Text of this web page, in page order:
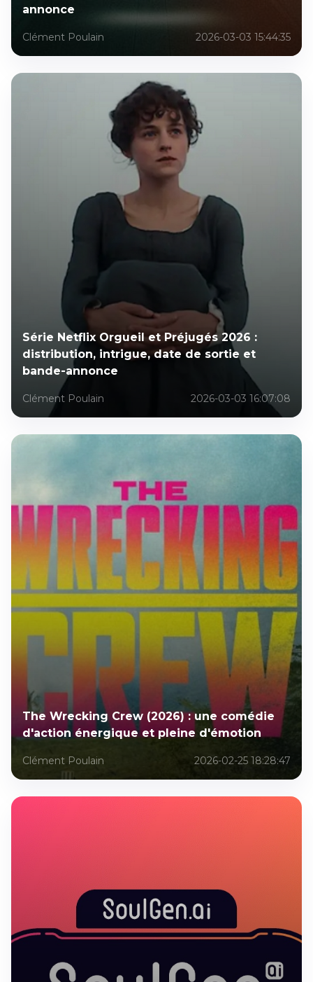
annonce
Clément Poulain 2026-03-03 15:44:35
Série Netflix Orgueil et Préjugés 2026 :
distribution, intrigue, date de sortie et
bande-annonce
Clément Poulain 2026-03-03 16:07:08
The Wrecking Crew (2026) : une comédie
d'action énergique et pleine d'émotion
Clément Poulain 2026-02-25 18:28:47